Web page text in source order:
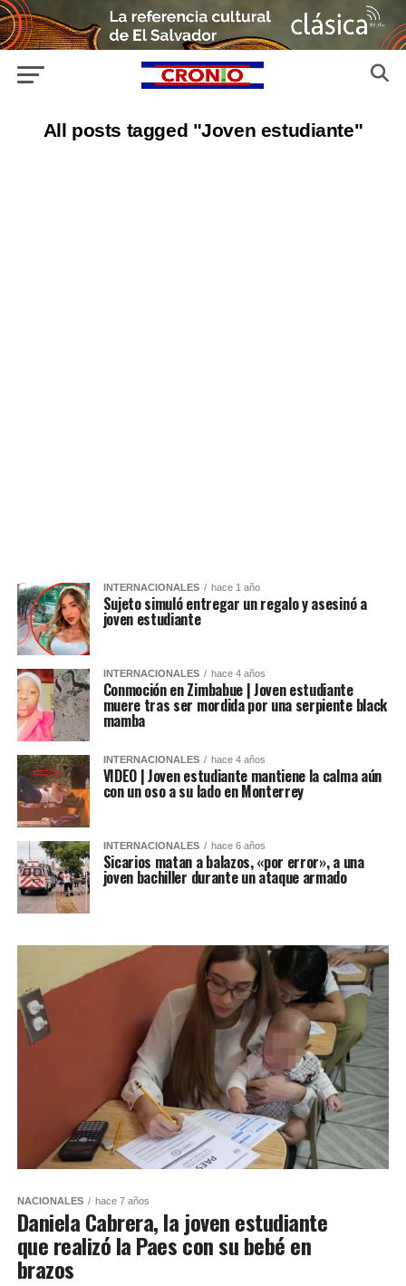
All posts tagged "Joven estudiante"
INTERNACIONALES hace 1 año
Sujeto simuló entregar un regalo y asesinó a
joven estudiante
INTERNACIONALES hace 4 años
Conmoción en Zimbabue | Joven estudiante
muere tras ser mordida por una serpiente black
mamba
INTERNACIONALES hace 4 años
VIDEO | Joven estudiante mantiene la calma aún
con un oso a su lado en Monterrey
INTERNACIONALES hace 6 años
Sicarios matan a balazos, «por error», a una
joven bachiller durante un ataque armado
NACIONALES hace 7 años
Daniela Cabrera, la joven estudiante
que realizó la Paes con su bebé en
brazos